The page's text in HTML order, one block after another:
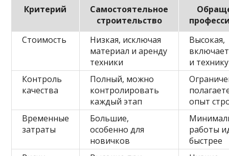
Критерий
Самостоятельное
строительство
Стоимость
Низкая, исключая
материал и аренду
техники
Высокая,
и технику
Контроль
качества
Полный, можно
контролировать
каждый этап
опыт
Временные
затраты
Большие,
особенно для
новичков
работы
быстрее